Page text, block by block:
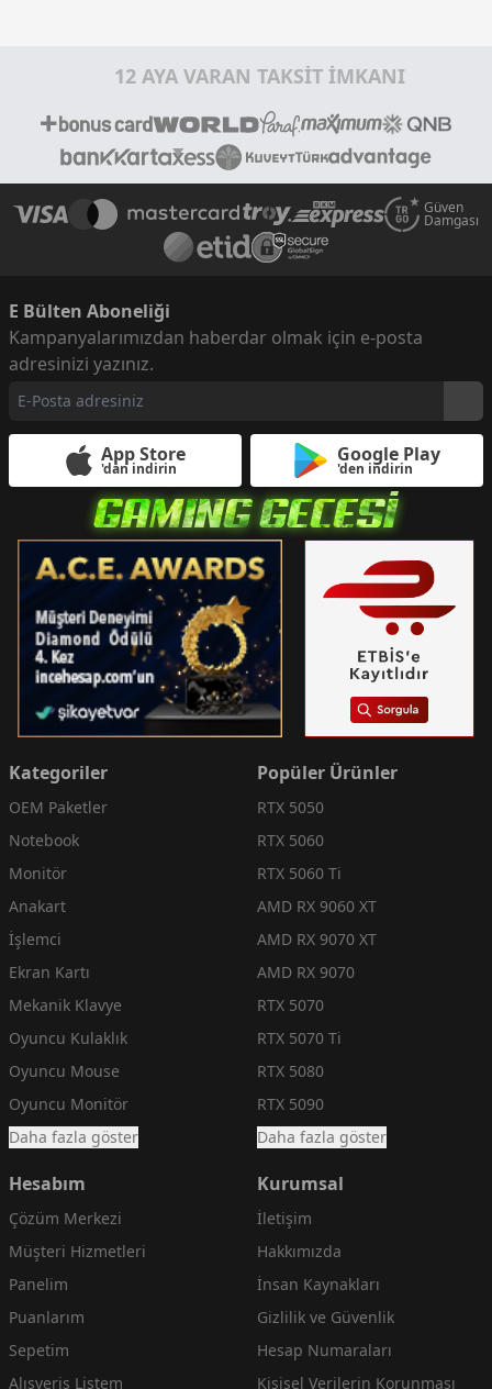
12 AYA VARAN TAKSİT İMKANI
Güven
Damgası
E Bülten Aboneliği
Kampanyalarımızdan haberdar olmak için e-posta
adresinizi yazınız.
App Store
'dan indirin
Google Play
'den indirin
Kategoriler
OEM Paketler
Notebook
Monitör
Anakart
İşlemci
Ekran Kartı
Mekanik Klavye
Oyuncu Kulaklık
Oyuncu Mouse
Oyuncu Monitör
Daha fazla göster
Popüler Ürünler
RTX 5050
RTX 5060
RTX 5060 Ti
AMD RX 9060 XT
AMD RX 9070 XT
AMD RX 9070
RTX 5070
RTX 5070 Ti
RTX 5080
RTX 5090
Daha fazla göster
Hesabım
Çözüm Merkezi
Müşteri Hizmetleri
Panelim
Puanlarım
Sepetim
Alışveriş Listem
Kurumsal
İletişim
Hakkımızda
İnsan Kaynakları
Gizlilik ve Güvenlik
Hesap Numaraları
Kişisel Verilerin Korunması